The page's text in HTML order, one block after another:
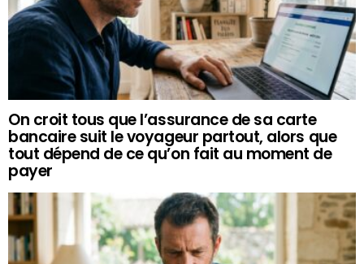
On croit tous que l’assurance de sa carte
bancaire suit le voyageur partout, alors que
tout dépend de ce qu’on fait au moment de
payer